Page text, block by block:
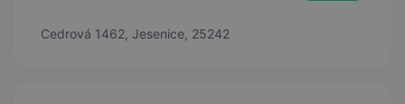
Cedrová 1462, Jesenice, 25242